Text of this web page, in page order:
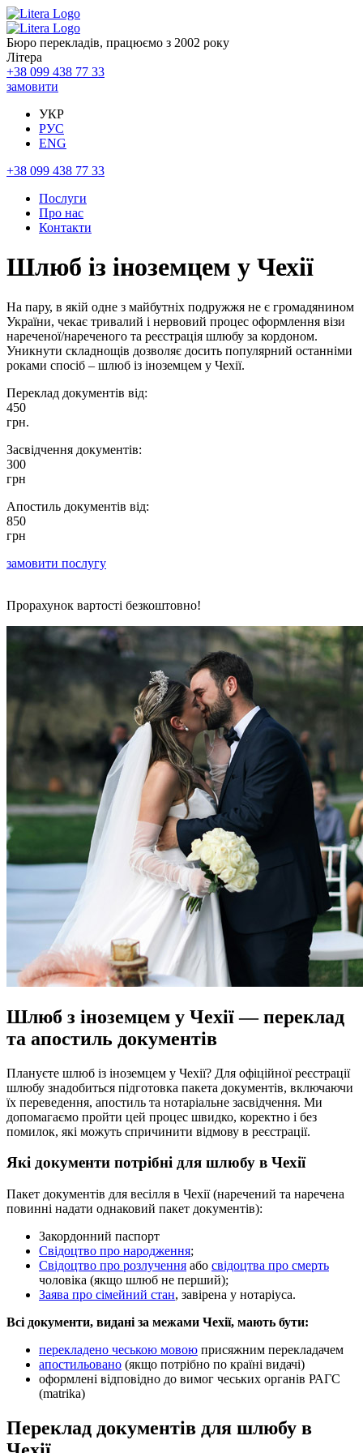
Бюро перекладів, працюємо з 2002 року
Літера
+38 099 438 77 33
замовити
УКР
РУС
ENG
+38 099 438 77 33
Послуги
Про нас
Контакти
Шлюб із іноземцем у Чехії
На пару, в якій одне з майбутніх подружжя не є громадянином
України, чекає тривалий і нервовий процес оформлення візи
нареченої/нареченого та реєстрація шлюбу за кордоном.
Уникнути складнощів дозволяє досить популярний останніми
роками спосіб – шлюб із іноземцем у Чехії.
Переклад документів від:
450
грн.
Засвідчення документів:
300
грн
Апостиль документів від:
850
грн
замовити послугу
Прорахунок вартості безкоштовно!
Шлюб з іноземцем у Чехії — переклад
та апостиль документів
Плануєте шлюб із іноземцем у Чехії? Для офіційної реєстрації
шлюбу знадобиться підготовка пакета документів, включаючи
їх переведення, апостиль та нотаріальне засвідчення. Ми
допомагаємо пройти цей процес швидко, коректно і без
помилок, які можуть спричинити відмову в реєстрації.
Які документи потрібні для шлюбу в Чехії
Пакет документів для весілля в Чехії (наречений та наречена
повинні надати однаковий пакет документів):
Закордонний паспорт
Свідоцтво про народження;
Свідоцтво про розлучення або свідоцтва про смерть
чоловіка (якщо шлюб не перший);
Заява про сімейний стан, завірена у нотаріуса.
Всі документи, видані за межами Чехії, мають бути:
перекладено чеською мовою присяжним перекладачем
апостильовано (якщо потрібно по країні видачі)
оформлені відповідно до вимог чеських органів РАГС
(matrika)
Переклад документів для шлюбу в